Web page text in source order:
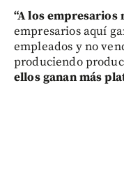
“A los
empresarios aquí
empleados y no
produciendo
ellos ganan más